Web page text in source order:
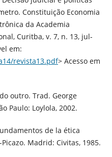
Constituição Economia
da Academia
Curitba, v. 7, n. 13, jul-
em:
revista13.pdf> Acesso em
outro. Trad. George
Paulo: Loylola, 2002.
de la ética
Madrid: Civitas, 1985.